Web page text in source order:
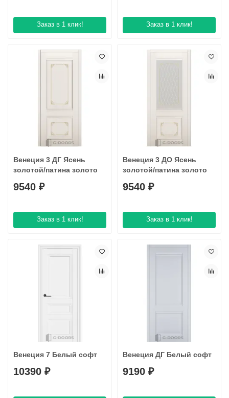
Заказ в 1 клик! Заказ в 1 клик!
Венеция 3 ДГ Ясень
золотой/патина золото
9540 ₽
Заказ в 1 клик!
Венеция 3 ДО Ясень
золотой/патина золото
9540 ₽
Заказ в 1 клик!
Венеция 7 Белый софт
10390 ₽
Венеция ДГ Белый софт
9190 ₽